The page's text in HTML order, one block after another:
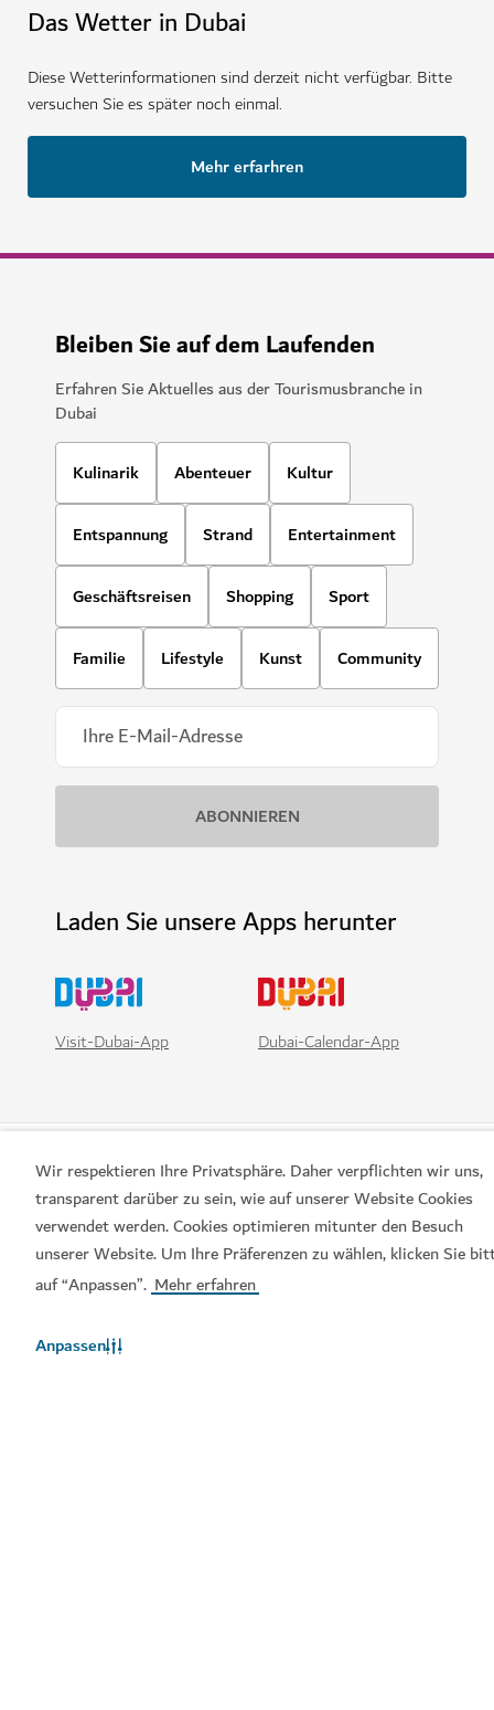
Wir respektieren Ihre Privatsphäre. Daher verpflichten wir uns,
transparent darüber zu sein, wie auf unserer Website Cookies
verwendet werden. Cookies optimieren mitunter den Besuch
unserer Website. Um Ihre Präferenzen zu wählen, klicken Sie
auf “Anpassen”. Mehr erfahren
Anpassen
Das Wetter in Dubai
Diese Wetterinformationen sind derzeit nicht verfügbar. Bitte
versuchen Sie es später noch einmal.
Mehr erfarhren
Bleiben Sie auf dem Laufenden
Erfahren Sie Aktuelles aus der Tourismusbranche in
Dubai
Kulinarik Abenteuer Kultur
Entspannung Strand Entertainment
Geschäftsreisen Shopping Sport
Familie Lifestyle Kunst Community
Laden Sie unsere Apps herunter
Visit-Dubai-App Dubai-Calendar-App
Beliebte Links
Hilfreiche Informationen